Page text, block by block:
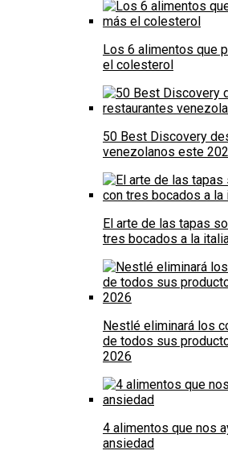
Los 6 alimentos que
el colesterol
50 Best Discovery
venezolanos este
El arte de las tapas
tres bocados a la
Nestlé eliminará los
de todos sus
2026
4 alimentos que nos
ansiedad